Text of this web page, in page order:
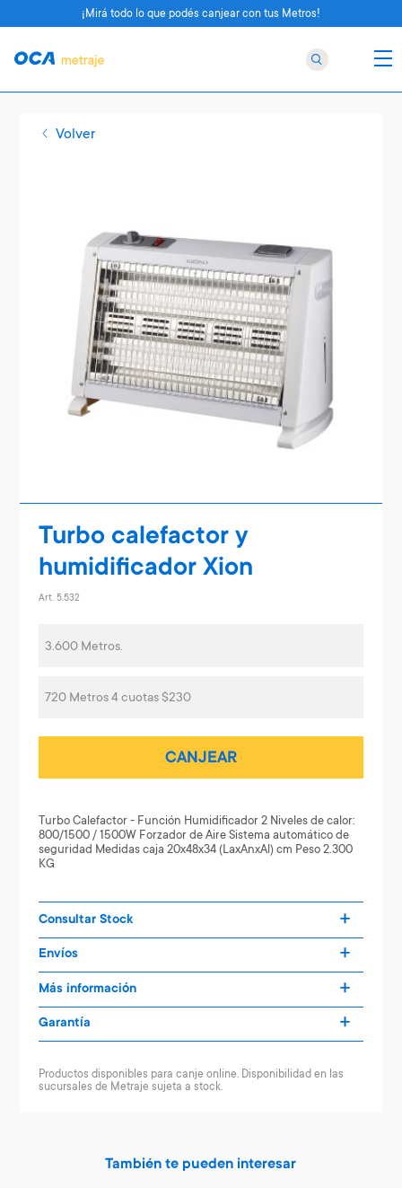
Volver
Turbo calefactor y
humidificador Xion
Art. 5.532
3.600 Metros.
720 Metros 4 cuotas $230
CANJEAR
Turbo Calefactor - Función Humidificador 2 Niveles de calor:
800/1500 / 1500W Forzador de Aire Sistema automático de
seguridad Medidas caja 20x48x34 (LaxAnxAl) cm Peso 2.300
KG
Consultar Stock
Envíos
Más información
Garantía
Productos disponibles para canje online. Disponibilidad en las
sucursales de Metraje sujeta a stock.
También te pueden interesar
¡Mirá todo lo que podés canjear con tus Metros!